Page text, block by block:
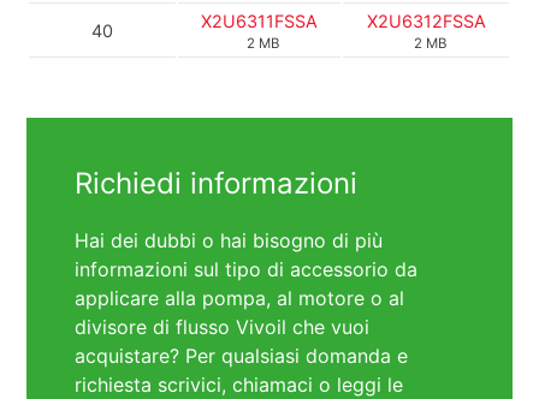
40 X2U6311FSSA
2 MB
X2U6312FSSA
2 MB
Richiedi informazioni
Hai dei dubbi o hai bisogno di più
informazioni sul tipo di accessorio da
applicare alla pompa, al motore o al
divisore di flusso Vivoil che vuoi
acquistare? Per qualsiasi domanda e
richiesta scrivici, chiamaci o leggi le